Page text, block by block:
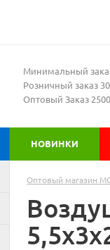
Минимальный
Розничный заказ
Оптовый Заказ 2500
НОВИНКИ
Оптовый магазин